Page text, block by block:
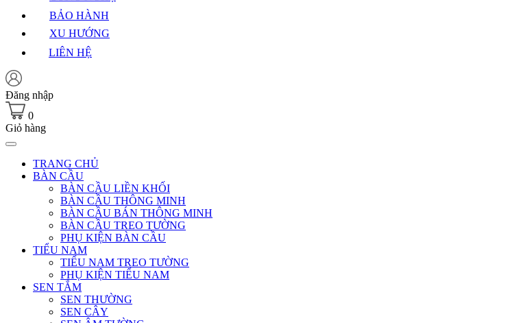
BẢO HÀNH
XU HƯỚNG
LIÊN HỆ
Đăng nhập
0
Giỏ hàng
TRANG CHỦ
BÀN CẦU
BÀN CẦU LIỀN KHỐI
BÀN CẦU THÔNG MINH
BÀN CẦU BÁN THÔNG MINH
BÀN CẦU TREO TƯỜNG
PHỤ KIỆN BÀN CẦU
TIỂU NAM
TIỂU NAM TREO TƯỜNG
PHỤ KIỆN TIỂU NAM
SEN TẮM
SEN THƯỜNG
SEN CÂY